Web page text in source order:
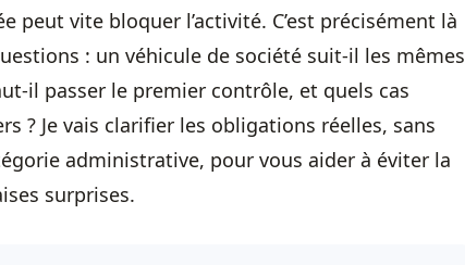
peut vite bloquer l’activité. C’est précisément là
: un véhicule de société suit-il les mêmes
il passer le premier contrôle, et quels cas
? Je vais clarifier les obligations réelles, sans
administrative, pour vous aider à éviter la
surprises.